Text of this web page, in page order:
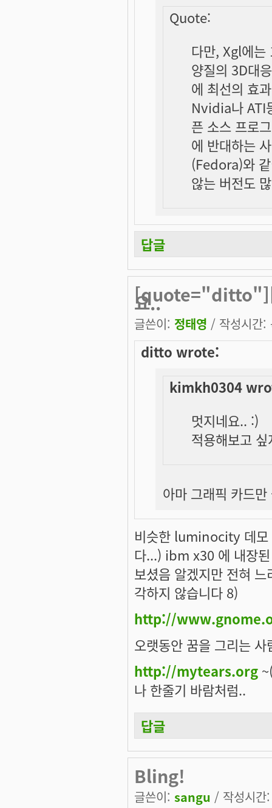
Quote:
다만, Xgl에는
양질의 3D대
에 최선의 효
Nvidia나 ATI
픈 소스 프로
에 반대하는
(Fedora)와
않는 버전도
답글
요..
글쓴이: 정태영 / 작성시간
ditto wrote:
kimkh0304
멋지네요.. :)
적용해보고
아마 그래픽 카드
비슷한 luminocity 데모
다...) ibm x30 에 내장
보셨음 알겠지만 전혀
각하지 않습니다 8)
http://
오랫동안 꿈을 그리는
http://mytears.org
나 한줄기 바람처럼..
답글
Bling!
글쓴이: sangu / 작성시